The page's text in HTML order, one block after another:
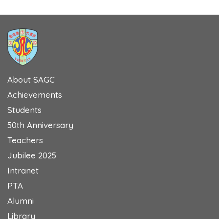
About SAGC
Achievements
Students
50th Anniversary
Teachers
Jubilee 2025
Intranet
PTA
Alumni
Library